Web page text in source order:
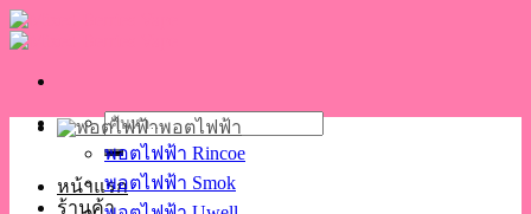
Skip
to
ค้นหา:
หน้าแรก
ร้านค้า
พอตไฟฟ้า
พอตไฟฟ้า Rincoe
พอตไฟฟ้า Smok